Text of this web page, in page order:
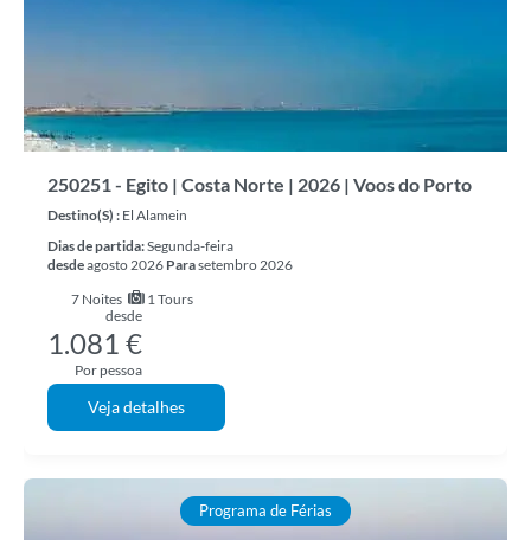
250251 - Egito | Costa Norte | 2026 | Voos do Porto
Destino(s) : El Alamein
Dias de partida:Segunda-feira
desdeagosto 2026 Parasetembro 2026
7 Noites
1 Tours
desde
1.081 €
Por pessoa
Veja detalhes
Programa de Férias